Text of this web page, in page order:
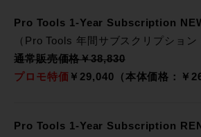
Pro Tools 1-Year Subscription
（Pro Tools 年間サブスクリプション
通常販売価格￥38,830
プロモ特価 ￥29,040（本体価格：￥
Pro Tools 1-Year Subscription